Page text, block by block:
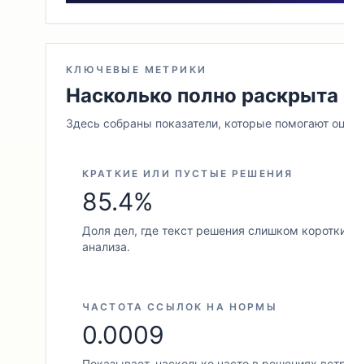
КЛЮЧЕВЫЕ МЕТРИКИ
Насколько полно раскрыта
Здесь собраны показатели, которые помогают
КРАТКИЕ ИЛИ ПУСТЫЕ РЕШЕНИЯ
85.4%
Доля дел, где текст решения слишком
анализа.
ЧАСТОТА ССЫЛОК НА НОРМЫ
0.0009